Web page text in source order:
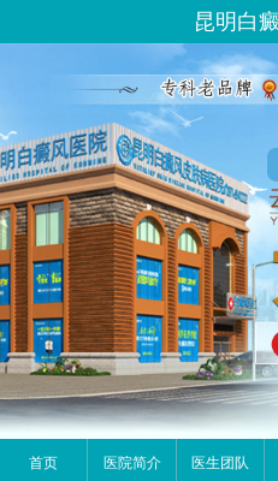
昆明白
首页 医院简介 医生团队